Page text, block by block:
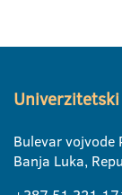
Bulevar vojvode
Banja Luka,